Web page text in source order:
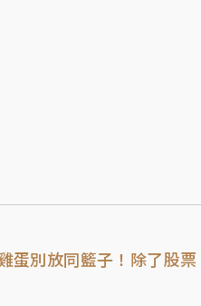
蛋別放同籃子！除了股